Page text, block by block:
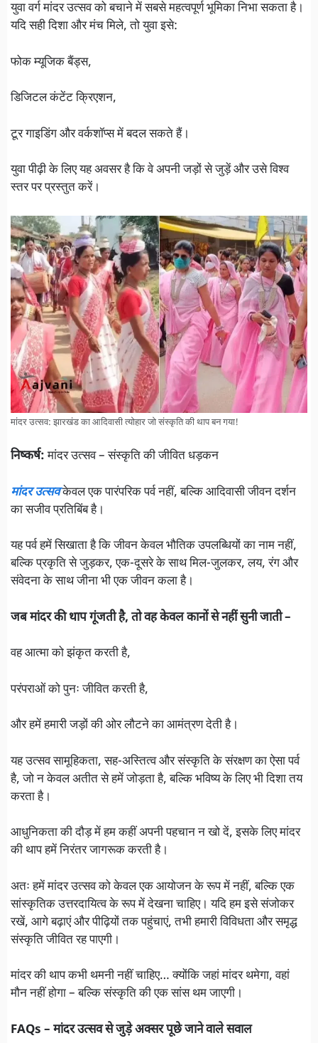
युवा वर्ग मांदर उत्सव को बचाने में सबसे महत्वपूर्ण भूमिका निभा सकता है।
यदि सही दिशा और मंच मिले, तो युवा इसे:
फोक म्यूजिक बैंड्स,
डिजिटल कंटेंट क्रिएशन,
टूर गाइडिंग और वर्कशॉप्स में बदल सकते हैं।
युवा पीढ़ी के लिए यह अवसर है कि वे अपनी जड़ों से जुड़ें और उसे विश्व
स्तर पर प्रस्तुत करें।
मांदर उत्सव: झारखंड का आदिवासी त्योहार जो संस्कृति की थाप बन गया!
निष्कर्ष:मांदर उत्सव – संस्कृति की जीवित धड़कन
मांदर उत्सवकेवल एक पारंपरिक पर्व नहीं, बल्कि आदिवासी जीवन दर्शन
का सजीव प्रतिबिंब है।
यह पर्व हमें सिखाता है कि जीवन केवल भौतिक उपलब्धियों का नाम नहीं,
बल्कि प्रकृति से जुड़कर, एक-दूसरे के साथ मिल-जुलकर, लय, रंग और
संवेदना के साथ जीना भी एक जीवन कला है।
जब मांदर की थाप गूंजती है, तो वह केवल कानों से नहीं सुनी जाती –
वह आत्मा को झंकृत करती है,
परंपराओं को पुनः जीवित करती है,
और हमें हमारी जड़ों की ओर लौटने का आमंत्रण देती है।
यह उत्सव सामूहिकता, सह-अस्तित्व और संस्कृति के संरक्षण का ऐसा पर्व
है, जो न केवल अतीत से हमें जोड़ता है, बल्कि भविष्य के लिए भी दिशा तय
करता है।
आधुनिकता की दौड़ में हम कहीं अपनी पहचान न खो दें, इसके लिए मांदर
की थाप हमें निरंतर जागरूक करती है।
अतः हमें मांदर उत्सव को केवल एक आयोजन के रूप में नहीं, बल्कि एक
सांस्कृतिक उत्तरदायित्व के रूप में देखना चाहिए। यदि हम इसे संजोकर
रखें, आगे बढ़ाएं और पीढ़ियों तक पहुंचाएं, तभी हमारी विविधता और समृद्ध
संस्कृति जीवित रह पाएगी।
मांदर की थाप कभी थमनी नहीं चाहिए… क्योंकि जहां मांदर थमेगा, वहां
मौन नहीं होगा – बल्कि संस्कृति की एक सांस थम जाएगी।
FAQs – मांदर उत्सव से जुड़े अक्सर पूछे जाने वाले सवाल